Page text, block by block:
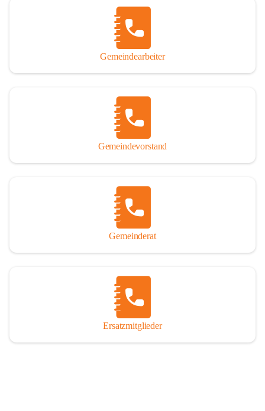
Andreas Rohatsch wurde auf das System der Fußnoten verzichtet.
Wo eine genaue Quellenangabe sinnvoll und notwendig erschien,
sind die entsprechenden Quellenhinweise in den fließenden Text
eingearbeitet. Der leichteren Lesbarkeit halber ist auch von einer
streng gendergerechten Ausdrucksform Abstand genommen
So darf ich Sie zu einer interessanten, vergnüglichen und
manchmal auch nachdenklich machenden Zeitreise durch die
Jahrhunderte, ja Jahrtausende alte Geschichte von der Steinzeit
einladen.
Gemeindearbeiter
Gemeindevorstand
Gemeinderat
Ersatzmitglieder